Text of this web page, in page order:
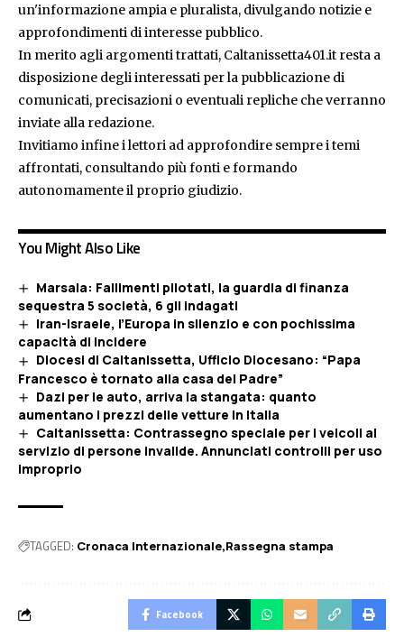
un'informazione ampia e pluralista, divulgando notizie e
approfondimenti di interesse pubblico.
In merito agli argomenti trattati, Caltanissetta401.it resta a
disposizione degli interessati per la pubblicazione di
comunicati, precisazioni o eventuali repliche che verranno
inviate alla redazione.
Invitiamo infine i lettori ad approfondire sempre i temi
affrontati, consultando più fonti e formando
autonomamente il proprio giudizio.
You Might Also Like
Marsala: Fallimenti pilotati, la guardia di finanza
sequestra 5 società, 6 gli indagati
Iran-Israele, l’Europa in silenzio e con pochissima
capacità di incidere
Diocesi di Caltanissetta, Ufficio Diocesano: “Papa
Francesco è tornato alla casa del Padre”
Dazi per le auto, arriva la stangata: quanto
aumentano i prezzi delle vetture in Italia
Caltanissetta: Contrassegno speciale per i veicoli al
servizio di persone invalide. Annunciati controlli per uso
improprio
TAGGED: Cronaca Internazionale Rassegna stampa
Facebook